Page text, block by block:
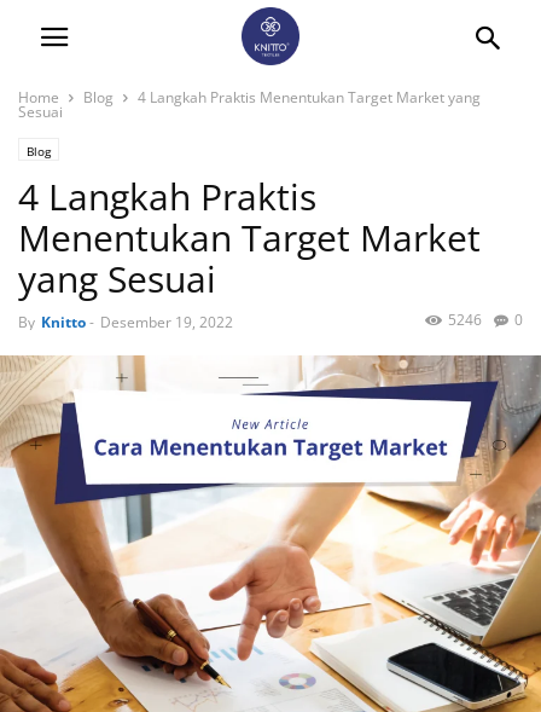
Home Blog 4 Langkah Praktis Menentukan Target Market yang
Sesuai
Blog
4 Langkah Praktis
Menentukan Target Market
yang Sesuai
By Knitto- Desember 19, 2022 0
5246